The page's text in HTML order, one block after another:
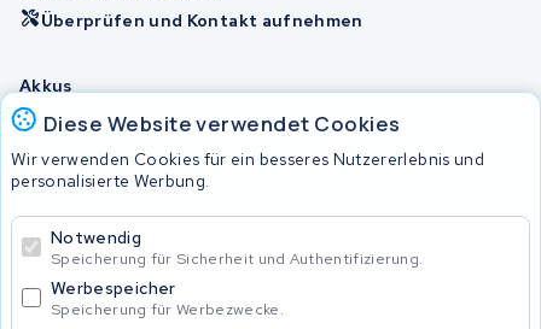
Diese Website verwendet Cookies
Wir verwenden Cookies für ein besseres Nutzererlebnis und
personalisierte Werbung.
Notwendig
Speicherung für Sicherheit und Authentifizierung.
Werbespeicher
Speicherung für Werbezwecke.
Überprüfen und Kontakt aufnehmen
Akkus
© 2026 KWS Seuren
Privacy Policy